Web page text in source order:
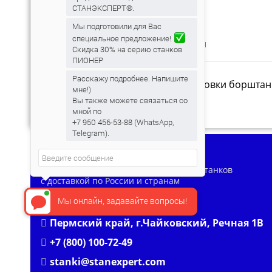
ОПИСАНИЕ ХАРАКТЕРИСТИКИ
Ящик для хранения и транспортировки
СТАНЭКСПЕРТ
Производство мобильных расточных станков
с доставкой по России и странам
Таможенного союза
Пермский край, г.Чайковский, Речная 1В
+7 (800) 100-72-49
stanki@stanexpert.com
Мы онлайн, задавайте вопросы!
СТАНЭКСПЕРТ®.
Мы подготовили для Вас
специальное предложение!
Скидка 30% на серию станков
ПИОНЕР
Расскажу подробнее. Напишите
мне!)
Вы также можете связаться со
мной по
+7 950 456-53-88 (WhatsApp,
Telegram).